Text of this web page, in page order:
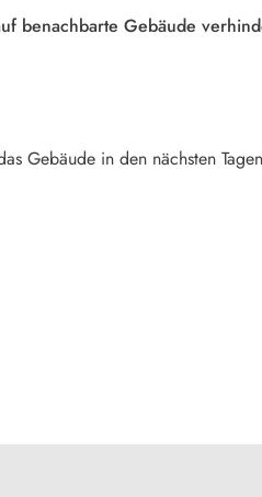
benachbarte Gebäude
Gebäude in den nächsten